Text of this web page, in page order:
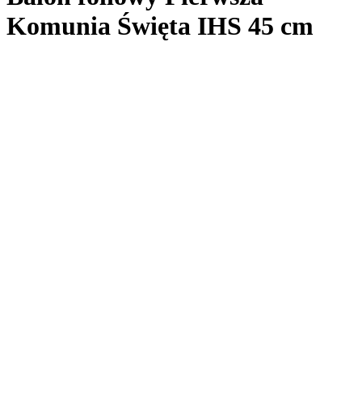
Komunia Święta IHS 45 cm